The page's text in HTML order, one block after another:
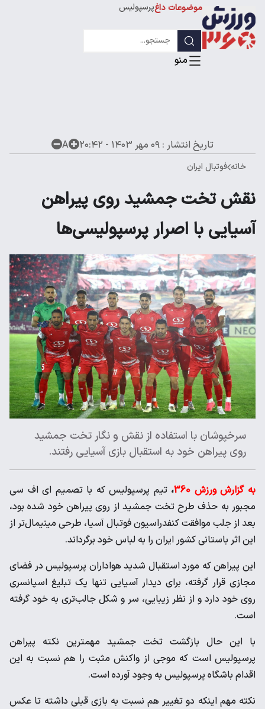
موضوعات داغپرسپولیس
لیگ قهرمانان
تاریخ انتشار : ۰۹ مهر ۱۴۰۳ - ۲۰:۴۲ A
خانه فوتبال ایران
نقش تخت جمشید روی پیراهن
آسیایی با اصرار پرسپولیسی‌ها
سرخپوشان با استفاده از نقش و نگار تخت جمشید
روی پیراهن خود به استقبال بازی آسیایی رفتند.
به گزارش ورزش 360 ،تیم پرسپولیس که با تصمیم ای اف سی
مجبور به حذف طرح تخت جمشید از روی پیراهن خود شده بود،
بعد از جلب موافقت کنفدراسیون فوتبال آسیا، طرحی مینیمال‌تر از
این اثر باستانی کشور ایران را به لباس خود برگرداند.
این پیراهن که مورد استقبال شدید هواداران پرسپولیس در فضای
مجازی قرار گرفته، برای دیدار آسیایی تنها یک تبلیغ اسپانسری
روی خود دارد و از نظر زیبایی، سر و شکل جالب‌تری به خود گرفته
است.
با این حال بازگشت تخت جمشید مهمترین نکته پیراهن
پرسپولیس است که موجی از واکنش مثبت را هم نسبت به این
اقدام باشگاه پرسپولیس به وجود آورده است.
نکته مهم اینکه دو تغییر هم نسبت به بازی قبلی داشته تا عکس